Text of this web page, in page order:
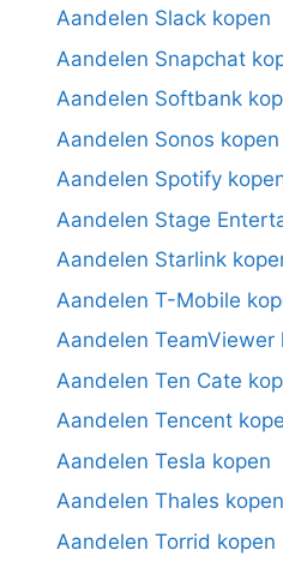
Aandelen Slack kopen
Aandelen Snapchat
Aandelen Softbank
Aandelen Sonos kopen
Aandelen Spotify
Aandelen Stage
Aandelen Starlink
Aandelen T-Mobile
Aandelen TeamViewer
Aandelen Ten Cate
Aandelen Tencent
Aandelen Tesla kopen
Aandelen Thales kopen
Aandelen Torrid kopen